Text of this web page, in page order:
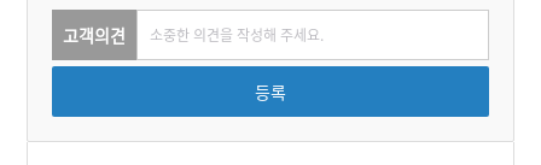
고객의견
등록